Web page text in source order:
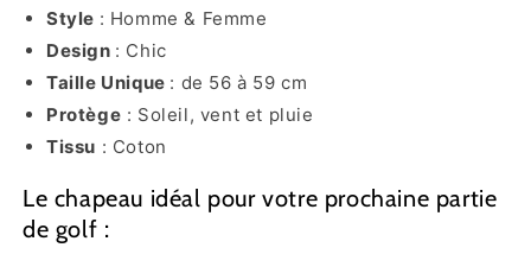
Style : Homme & Femme
Design : Chic
Taille Unique : de 56 à 59 cm
Protège : Soleil, vent et pluie
Tissu : Coton
Le chapeau idéal pour votre prochaine partie
de golf :